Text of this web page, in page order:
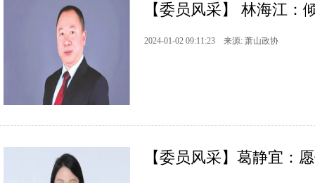
【委员风采】 林海江：
2024-01-02 09:11:23 来源: 萧山政协
【委员风采】葛静宜：